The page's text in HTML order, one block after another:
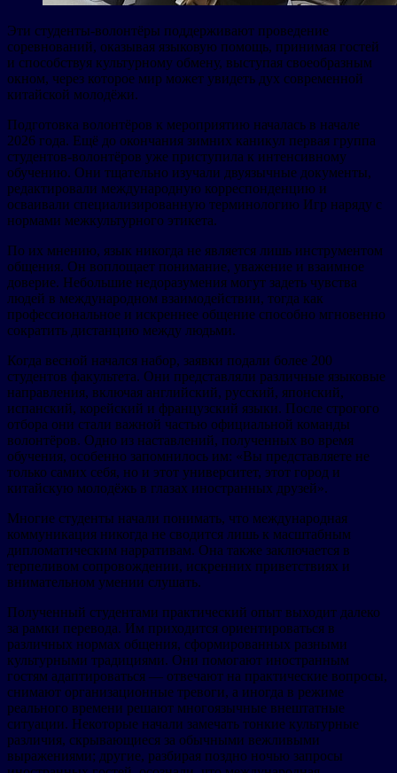
Эти студенты-волонтёры поддерживают проведение
соревнований, оказывая языковую помощь, принимая гостей
и способствуя культурному обмену, выступая своеобразным
окном, через которое мир может увидеть дух современной
китайской молодёжи.
Подготовка волонтёров к мероприятию началась в начале
2026 года. Ещё до окончания зимних каникул первая группа
студентов-волонтёров уже приступила к интенсивному
обучению. Они тщательно изучали двуязычные документы,
редактировали международную корреспонденцию и
осваивали специализированную терминологию Игр наряду с
нормами межкультурного этикета.
По их мнению, язык никогда не является лишь инструментом
общения. Он воплощает понимание, уважение и взаимное
доверие. Небольшие недоразумения могут задеть чувства
людей в международном взаимодействии, тогда как
профессиональное и искреннее общение способно мгновенно
сократить дистанцию между людьми.
Когда весной начался набор, заявки подали более 200
студентов факультета. Они представляли различные языковые
направления, включая английский, русский, японский,
испанский, корейский и французский языки. После строгого
отбора они стали важной частью официальной команды
волонтёров. Одно из наставлений, полученных во время
обучения, особенно запомнилось им: «Вы представляете не
только самих себя, но и этот университет, этот город и
китайскую молодёжь в глазах иностранных друзей».
Многие студенты начали понимать, что международная
коммуникация никогда не сводится лишь к масштабным
дипломатическим нарративам. Она также заключается в
терпеливом сопровождении, искренних приветствиях и
внимательном умении слушать.
Полученный студентами практический опыт выходит далеко
за рамки перевода. Им приходится ориентироваться в
различных нормах общения, сформированных разными
культурными традициями. Они помогают иностранным
гостям адаптироваться — отвечают на практические вопросы,
снимают организационные тревоги, а иногда в режиме
реального времени решают многоязычные внештатные
ситуации. Некоторые начали замечать тонкие культурные
различия, скрывающиеся за обычными вежливыми
выражениями; другие, разбирая поздно ночью запросы